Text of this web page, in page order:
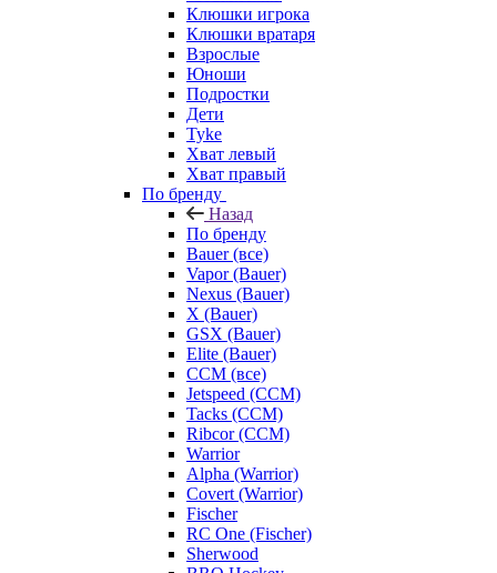
Клюшки игрока
Клюшки вратаря
Взрослые
Юноши
Подростки
Дети
Tyke
Хват левый
Хват правый
По бренду
Назад
По бренду
Bauer (все)
Vapor (Bauer)
Nexus (Bauer)
X (Bauer)
GSX (Bauer)
Elite (Bauer)
CCM (все)
Jetspeed (CCM)
Tacks (CCM)
Ribcor (CCM)
Warrior
Alpha (Warrior)
Covert (Warrior)
Fischer
RC One (Fischer)
Sherwood